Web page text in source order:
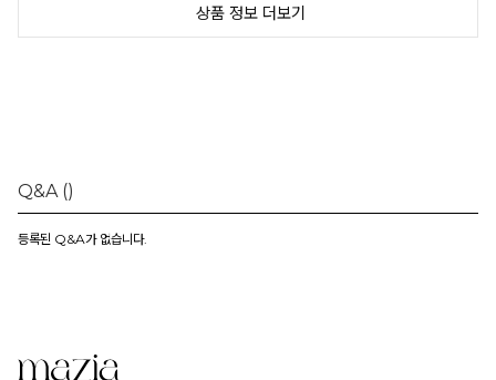
상품 정보 더보기
Q&A ()
등록된 Q&A가 없습니다.